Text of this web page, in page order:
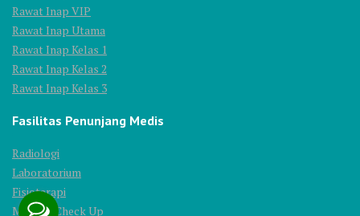
Rawat Inap VIP
Rawat Inap Utama
Rawat Inap Kelas 1
Rawat Inap Kelas 2
Rawat Inap Kelas 3
Fasilitas Penunjang Medis
Radiologi
Laboratorium
Fisioterapi
Medical Check Up